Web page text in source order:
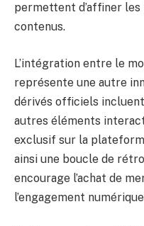
permettent d’affiner
contenus.
L’intégration entre le
représente une autre
dérivés officiels incluent
autres éléments
exclusif sur la
ainsi une boucle de
encourage l’achat de
l’engagement